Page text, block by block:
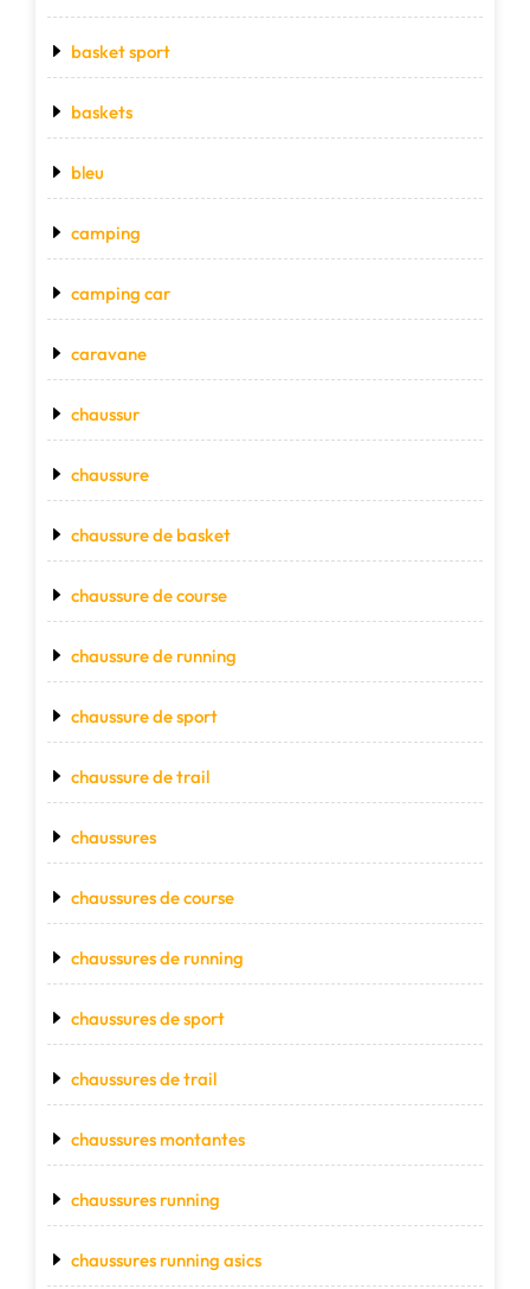
basket sport
baskets
bleu
camping
camping car
caravane
chaussur
chaussure
chaussure de basket
chaussure de course
chaussure de running
chaussure de sport
chaussure de trail
chaussures
chaussures de course
chaussures de running
chaussures de sport
chaussures de trail
chaussures montantes
chaussures running
chaussures running asics